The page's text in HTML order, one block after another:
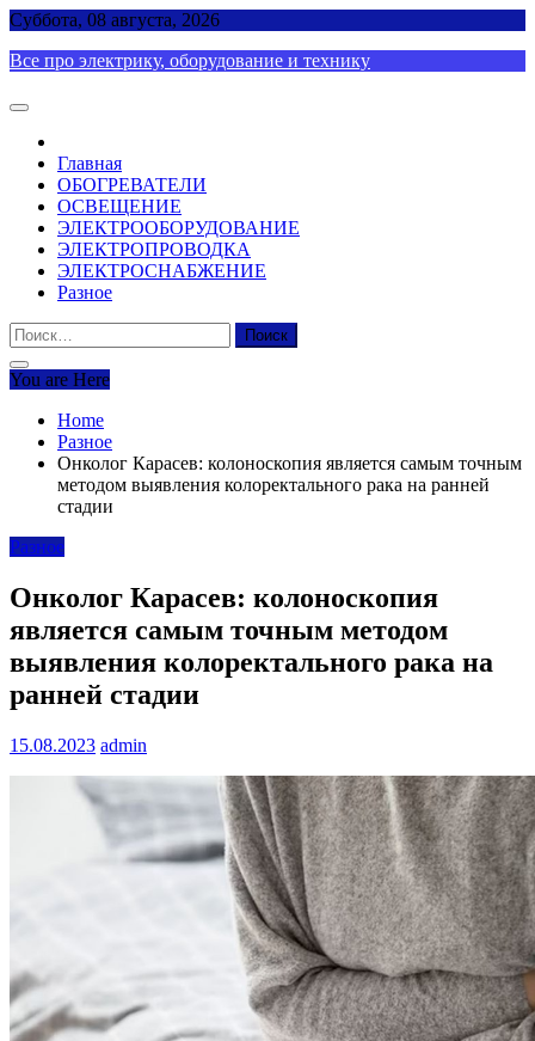
Skip
content
Суббота, 08 августа, 2026
Все про электрику, оборудование и технику
Главная
ОБОГРЕВАТЕЛИ
ОСВЕЩЕНИЕ
ЭЛЕКТРООБОРУДОВАНИЕ
ЭЛЕКТРОПРОВОДКА
ЭЛЕКТРОСНАБЖЕНИЕ
Разное
Найти:
You are Here
Home
Разное
Онколог Карасев: колоноскопия является самым точным
методом выявления колоректального рака на ранней
стадии
Разное
Онколог Карасев: колоноскопия
является самым точным методом
выявления колоректального рака на
ранней стадии
15.08.2023 admin